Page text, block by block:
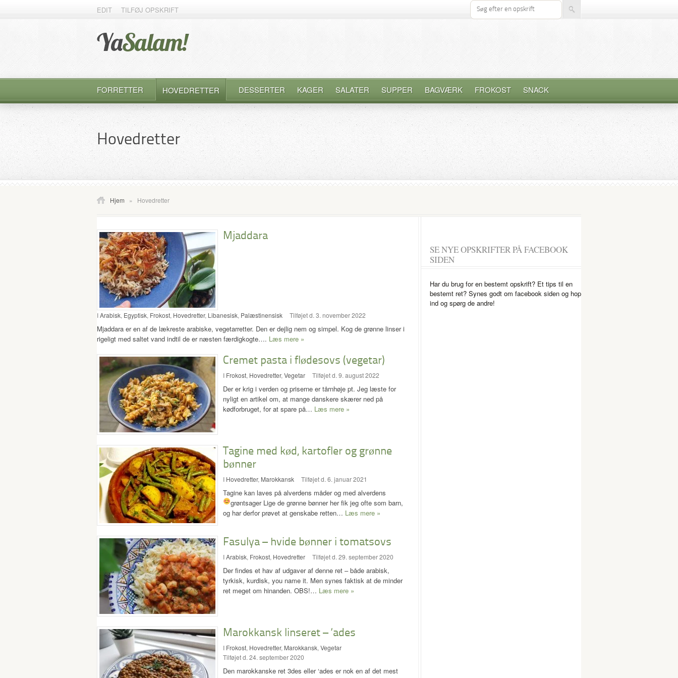
EDIT TILFØJ OPSKRIFT Søg efter opskrift
FORRETTER HOVEDRETTER DESSERTER KAGER SALATER SUPPER BAGVÆRK FROKOST SNACK
Hovedretter
Hjem » Hovedretter
Mjaddara
IArabisk, Egyptisk, Frokost, Hovedretter, Libanesisk, Palæstinensisk Tilføjet d. 3. november 2022
Mjaddara er en af de lækreste arabiske, vegetarretter. Den er dejlig nem og simpel. Kog de grønne linser i
rigeligt med saltet vand indtil de er næsten færdigkogte…. Læs mere »
Cremet pasta i flødesovs (vegetar)
I Frokost, Hovedretter, Vegetar Tilføjet d. 9. august 2022
Der er krig i verden og priserne er tårnhøje pt. Jeg læste for
nyligt en artikel om, at mange danskere skærer ned på
kødforbruget, for at spare på… Læs mere »
Tagine med kød, kartofler og grønne
bønner
I Hovedretter, Marokkansk Tilføjet d. 6. januar 2021
Tagine kan laves på alverdens måder og med alverdens
grøntsager Lige de grønne bønner her fik jeg ofte som barn,
og har derfor prøvet at genskabe retten… Læs mere »
Fasulya – hvide bønner i tomatsovs
IArabisk, Frokost, Hovedretter Tilføjet d. 29. september 2020
Der findes et hav af udgaver af denne ret – både arabisk,
tyrkisk, kurdisk, you name it. Men synes faktisk at de minder
ret meget om hinanden. OBS!… Læs mere »
Marokkansk linseret – ‘ades
I Frokost, Hovedretter, Marokkansk, Vegetar
Tilføjet d. 24. september 2020
Den marokkanske ret 3des eller ‘ades er nok en af det mest
SE NYE OPSKRIFTER PÅ FACEBOOK
SIDEN
Har du brug for en bestemt opskrift? Et tips til en
bestemt ret? Synes godt om facebook siden og hop
ind og spørg de andre!